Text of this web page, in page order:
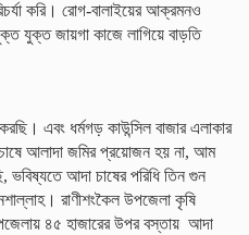
করি। রোগ-বালাইয়ের আক্রমনও
যুক্ত জায়গা কাজে লাগিয়ে বাড়তি
এবং ধর্মগড় কাউন্সিল বাজার এলাকার
আলাদা জমির প্রয়োজন হয় না, আম
ভবিষ্যতে আদা চাষের পরিধি তিন গুন
রাণীশংকৈল উপজেলা কৃষি
৪৫ হাজারের উপর বস্তায় আদা